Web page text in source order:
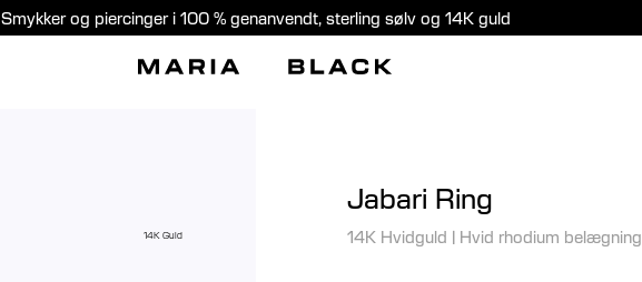
Smykker og piercinger i 100 % genanvendt, sterling sølv og 14K guld
14K Guld
Jabari Ring
14K Hvidguld | Hvid rhodium belægning